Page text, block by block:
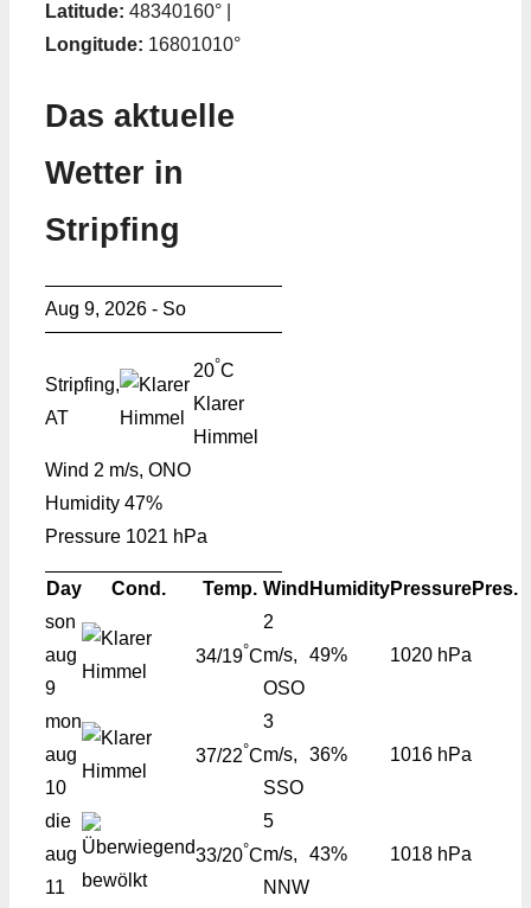
Latitude: 48340160° |
Longitude: 16801010°
Das aktuelle
Wetter in
Stripfing
Aug 9, 2026 - So
Stripfing,
AT
20°C
Klarer
Himmel
Wind 2 m/s, ONO
Humidity 47%
Pressure 1021 hPa
Day Cond. Temp. Wind HumidityPressurePres.
son
aug
9
34/19°C
2
m/s,
OSO
49% 1020 hPa
mon
aug
10
37/22°C
3
m/s,
SSO
36% 1016 hPa
die
aug
11
33/20°C
5
m/s,
NNW
43% 1018 hPa